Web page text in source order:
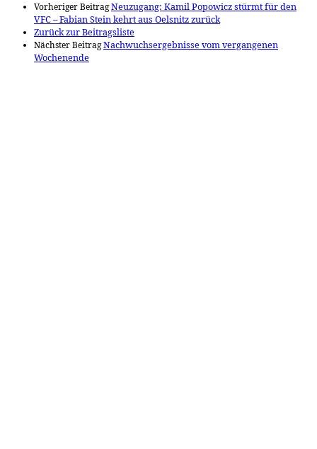
Vorheriger BeitragNeuzugang: Kamil Popowicz stürmt für den
VFC – Fabian Stein kehrt aus Oelsnitz zurück
Zurück zur Beitragsliste
Nächster BeitragNachwuchsergebnisse vom vergangenen
Wochenende